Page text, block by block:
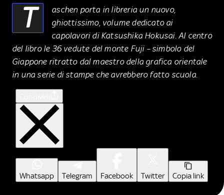
T
aschen porta in libreria un nuovo,
ghiottissimo, volume dedicato ai
capolavori di Katsushika Hokusai. Al centro
del libro le 36 vedute del monte Fuji – simbolo del
Giappone ritratto dal maestro della grafica orientale
in una serie di stampe che avrebbero fatto scuola.
Whatsapp Telegram Facebook Twitter Copia link